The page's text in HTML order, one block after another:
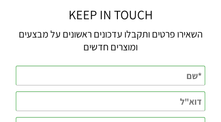
KEEP IN TOUCH
השאירו פרטים ותקבלו עדכונים ראשונים על מבצעים
ומוצרים חדשים